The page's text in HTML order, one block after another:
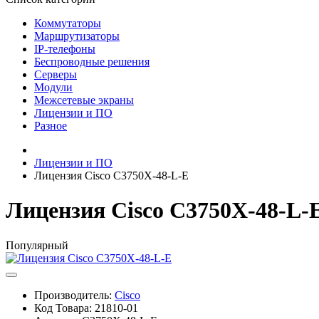
Коммутаторы
Маршрутизаторы
IP-телефоны
Беспроводные решения
Серверы
Модули
Межсетевые экраны
Лицензии и ПО
Разное
Лицензии и ПО
Лицензия Cisco C3750X-48-L-E
Лицензия Cisco C3750X-48-L-
Популярный
Производитель: Cisco
Код Товара: 21810-01